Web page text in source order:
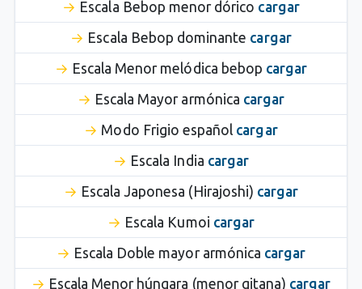
Escala Bebop menor dórico cargar
Escala Bebop dominante cargar
Escala Menor melódica bebop cargar
Escala Mayor armónica cargar
Modo Frigio español cargar
Escala India cargar
Escala Japonesa (Hirajoshi) cargar
Escala Kumoi cargar
Escala Doble mayor armónica cargar
Escala Menor húngara (menor gitana) cargar